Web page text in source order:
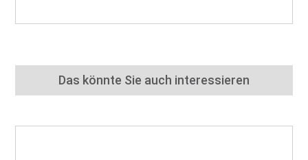
Das könnte Sie auch interessieren